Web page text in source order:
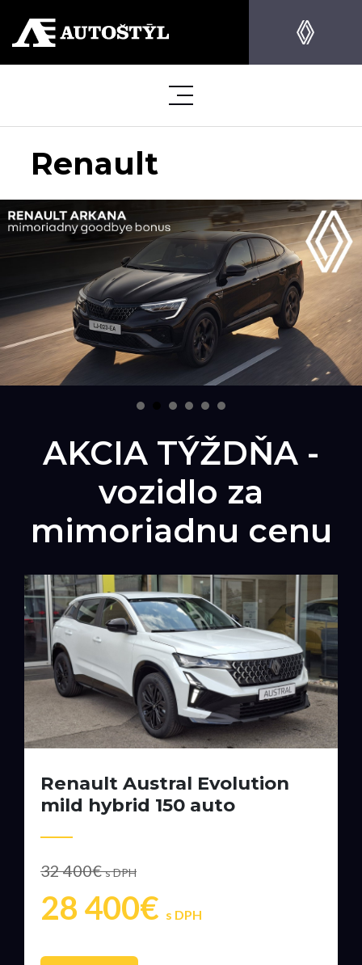
Renault
AKCIA TÝŽDŇA -
vozidlo za
mimoriadnu cenu
Renault Austral Evolution
mild hybrid 150 auto
32 400€s DPH
28 400€ s DPH